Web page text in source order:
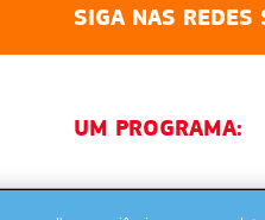
SIGA NAS REDES
UM PROGRAMA: